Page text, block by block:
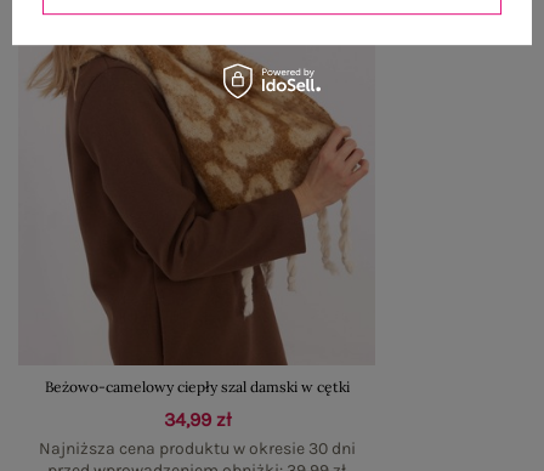
Beżowo-camelowy ciepły szal damski w cętki
34,99 zł
Najniższa cena produktu w okresie 30 dni